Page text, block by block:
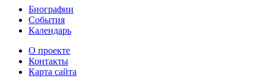
Биографии
События
Календарь
О проекте
Контакты
Карта сайта